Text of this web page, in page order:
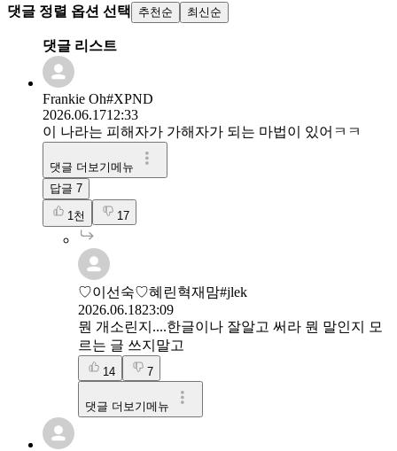
댓글 정렬 옵션 선택
추천순 최신순
댓글 리스트
Frankie Oh#XPND
2026.06.1712:33
이 나라는 피해자가 가해자가 되는 마법이 있어ㅋㅋ
댓글 더보기메뉴
답글 7
1천 17
♡이선숙♡혜린혁재맘#jlek
2026.06.1823:09
뭔 개소린지....한글이나 잘알고 써라 뭔 말인지 모
르는 글 쓰지말고
14 7
댓글 더보기메뉴